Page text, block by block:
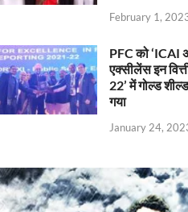
February 1,
PFC को ‘ICAI
एक्सीलेंस इन
22’ में गोल्ड
गया
January 24,